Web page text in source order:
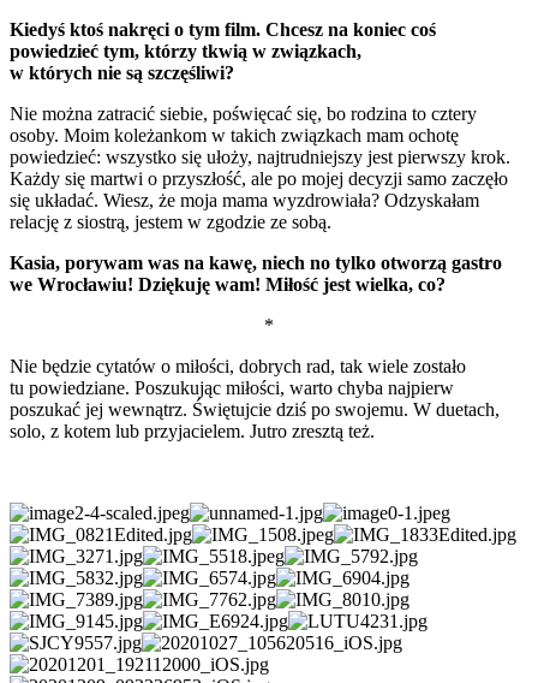
Kiedyś ktoś nakręci o tym film. Chcesz na koniec coś
powiedzieć tym, którzy tkwią w związkach,
w których nie są szczęśliwi?
Nie można zatracić siebie, poświęcać się, bo rodzina to cztery
osoby. Moim koleżankom w takich związkach mam ochotę
powiedzieć: wszystko się ułoży, najtrudniejszy jest pierwszy krok.
Każdy się martwi o przyszłość, ale po mojej decyzji samo zaczęło
się układać. Wiesz, że moja mama wyzdrowiała? Odzyskałam
relację z siostrą, jestem w zgodzie ze sobą.
Kasia, porywam was na kawę, niech no tylko otworzą gastro
we Wrocławiu! Dziękuję wam! Miłość jest wielka, co?
*
Nie będzie cytatów o miłości, dobrych rad, tak wiele zostało
tu powiedziane. Poszukując miłości, warto chyba najpierw
poszukać jej wewnątrz. Świętujcie dziś po swojemu. W duetach,
solo, z kotem lub przyjacielem. Jutro zresztą też.